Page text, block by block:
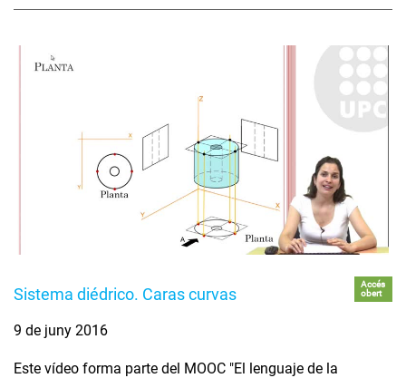
Sistema diédrico. Caras curvas
Accés
obert
9 de juny 2016
Este vídeo forma parte del MOOC "El lenguaje de la